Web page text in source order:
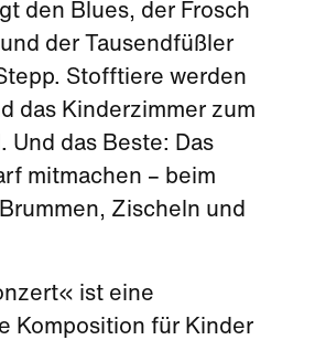
den Blues, der Frosch
der Tausendfüßler
Stofftiere werden
das Kinderzimmer zum
Und das Beste: Das
mitmachen – beim
Zischeln und
ist eine
Komposition für Kinder